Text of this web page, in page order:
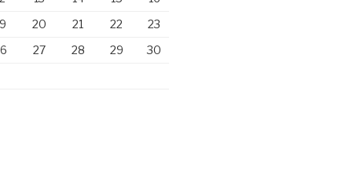
20 21 22
23
27 28 29
30